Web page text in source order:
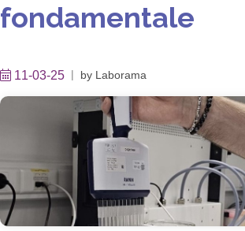
fondamentale
11-03-25 by Laborama